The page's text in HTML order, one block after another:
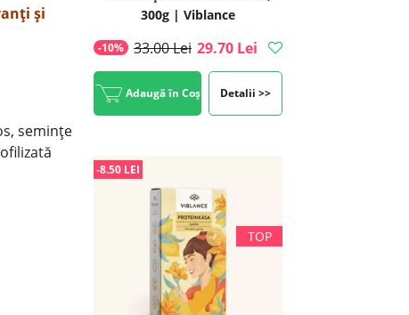
și
semințe
300g | Viblance
-10% 33.00 Lei 29.70 Lei
Adaugă în Coș Detalii >>
-8.50 LEI